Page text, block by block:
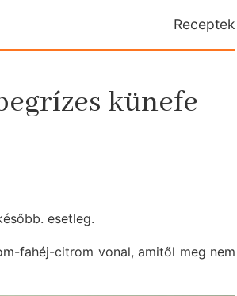
Receptek
künefe
esetleg.
fahéj-citrom vonal, amitől meg nem